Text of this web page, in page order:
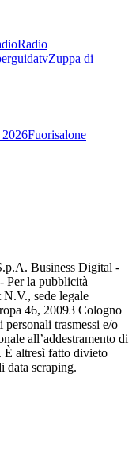
Radio
Zuppa di
2026Fuorisalone
Business Digital -
Per la pubblicità
sede legale
46, 20093 Cologno
trasmessi e/o
all’addestramento di
È altresì fatto divieto
data scraping.